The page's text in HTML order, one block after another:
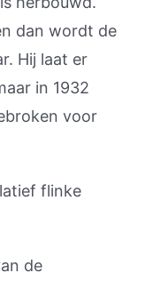
dan wordt de
Hij laat er
in 1932
voor
flinke
de